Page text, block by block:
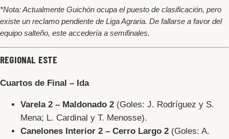
*Nota: Actualmente Guichón ocupa el puesto de clasificación, pero
existe un reclamo pendiente de Liga Agraria. De fallarse a favor del
equipo salteño, este accedería a semifinales.
REGIONAL ESTE
Cuartos de Final – Ida
Varela 2 – Maldonado 2 (Goles: J. Rodríguez y S.
Mena; L. Cardinal y T. Menosse).
Canelones Interior 2 – Cerro Largo 2 (Goles: A.